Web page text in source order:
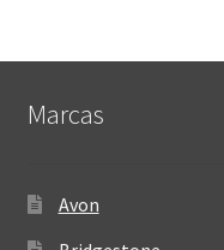
Marcas
Avon